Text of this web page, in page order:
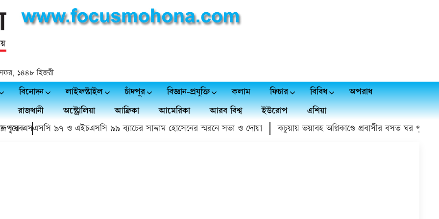
১৪৪৮ হিজরী
বিনোদন লাইফস্টাইল চাঁদপুর বিজ্ঞান-প্রযুক্তি কলাম ফিচার বিবিধ
অপরাধ
রাজধানী অস্ট্রোলিয়া আফ্রিকা আমেরিকা আরব বিশ্ব ইউরোপ
এশিয়া
এসএসসি ৯৭ ও এইচএসসি ৯৯ ব্যাচের সাদ্দাম হোসেনের স্মরনে সভা ও দোয়া কচুয়ায় ভয়াবহ অগ্নিকাণ্ডে প্রবাসীর বসত ঘর পুড়ে ১৫